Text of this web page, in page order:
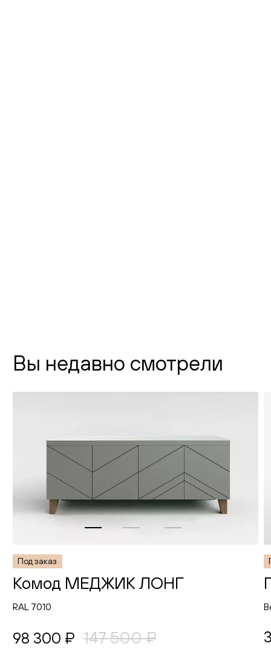
Вы недавно смотрели
Комод МЕДЖИК ЛОНГ
Под заказ
RAL 7010
98 300 ₽ 147 500 ₽